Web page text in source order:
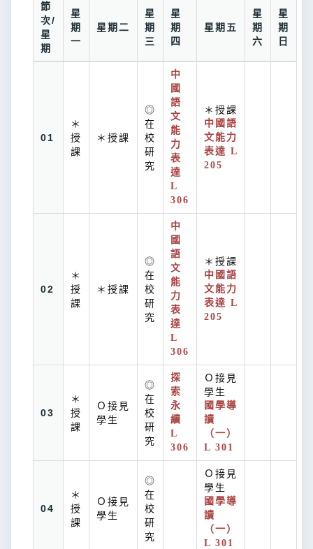
節
次/
星
期
星
期
一
星期二
星
期
三
星
期
四
星期五
星
期
六
星
期
日
01
＊
授
課
＊授課
◎
在
校
研
究
中
國
語
文
能
力
表
達
L
306
＊授課
中國語
文能力
表達 L
205
02
＊
授
課
＊授課
◎
在
校
研
究
中
國
語
文
能
力
表
達
L
306
＊授課
中國語
文能力
表達 L
205
03
＊
授
課
Ｏ接見
學生
◎
在
校
研
究
探
索
永
續
L
306
Ｏ接見
學生
國學導
讀
（一）
L 301
04
＊
授
課
Ｏ接見
學生
◎
在
校
研
究
Ｏ接見
學生
國學導
讀
（一）
L 301